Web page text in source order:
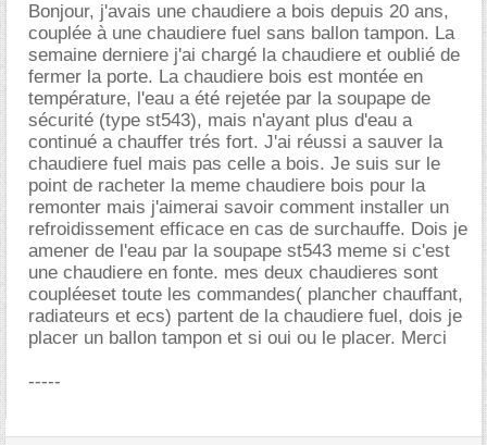
Bonjour, j'avais une chaudiere a bois depuis 20 ans,
couplée à une chaudiere fuel sans ballon tampon. La
semaine derniere j'ai chargé la chaudiere et oublié de
fermer la porte. La chaudiere bois est montée en
température, l'eau a été rejetée par la soupape de
sécurité (type st543), mais n'ayant plus d'eau a
continué a chauffer trés fort. J'ai réussi a sauver la
chaudiere fuel mais pas celle a bois. Je suis sur le
point de racheter la meme chaudiere bois pour la
remonter mais j'aimerai savoir comment installer un
refroidissement efficace en cas de surchauffe. Dois je
amener de l'eau par la soupape st543 meme si c'est
une chaudiere en fonte. mes deux chaudieres sont
coupléeset toute les commandes( plancher chauffant,
radiateurs et ecs) partent de la chaudiere fuel, dois je
placer un ballon tampon et si oui ou le placer. Merci
-----